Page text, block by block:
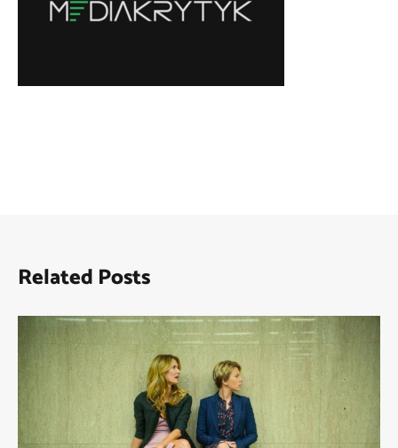
Related Posts